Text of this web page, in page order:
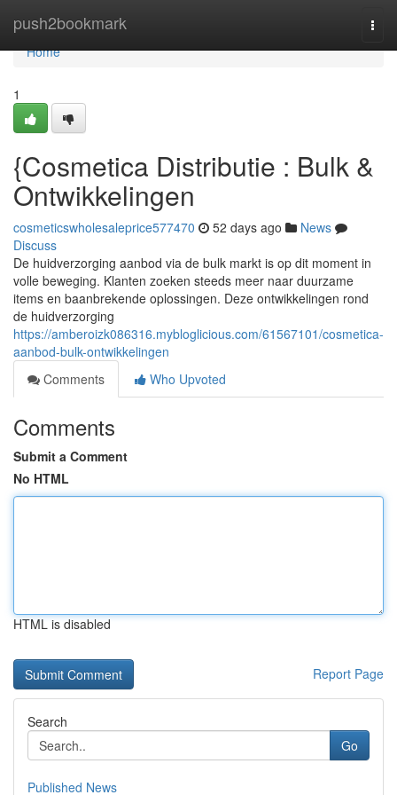
push2bookmark
Home
Home
1
{Cosmetica Distributie : Bulk &
Ontwikkelingen
cosmeticswholesaleprice577470 52 days ago
News
Discuss
De huidverzorging aanbod via de bulk markt is op dit moment in
volle beweging. Klanten zoeken steeds meer naar duurzame
items en baanbrekende oplossingen. Deze ontwikkelingen rond
de huidverzorging
https://amberoizk086316.mybloglicious.com/61567101/cosmetica-
aanbod-bulk-ontwikkelingen
Comments
Who Upvoted
Comments
Submit a Comment
No HTML
HTML is disabled
Report Page
Search
Go
Published News